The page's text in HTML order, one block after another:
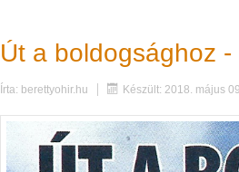
Út a boldogsághoz
Írta: berettyohir.hu Készült: 2018. május 09.